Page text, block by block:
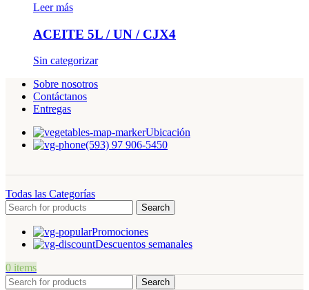
Leer más
ACEITE 5L / UN / CJX4
Sin categorizar
Sobre nosotros
Contáctanos
Entregas
Ubicación
(593) 97 906-5450
Todas las Categorías
Search
Promociones
Descuentos semanales
0 items
Search